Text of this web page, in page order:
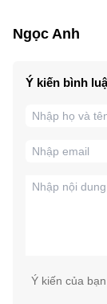
Ngọc Anh
Ý kiến bình
Ý kiến của